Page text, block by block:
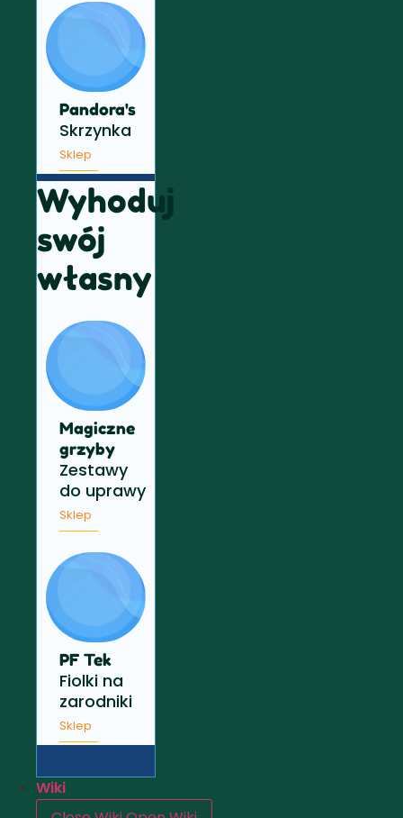
Pandora's
Skrzynka
Sklep
Wyhoduj
swój
własny
Magiczne
grzyby
Zestawy
do uprawy
Sklep
PF Tek
Fiolki na
zarodniki
Sklep
Wiki